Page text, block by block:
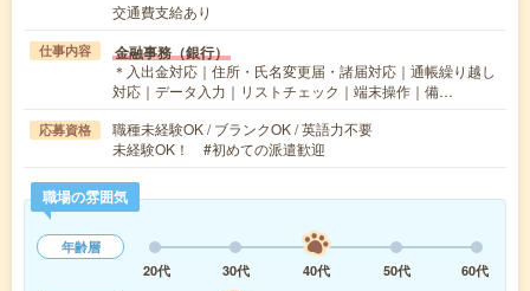
交通費支給あり
仕事内容 金融事務（銀行）
＊入出金対応｜住所・氏名変更届・諸届対応｜通帳繰り越し
対応｜データ入力｜リストチェック｜端末操作｜備…
応募資格
職種未経験OK / ブランクOK / 英語力不要
未経験OK！ #初めての派遣歓迎
職場の雰囲気
年齢層
20代
30代 40代 50代
60代